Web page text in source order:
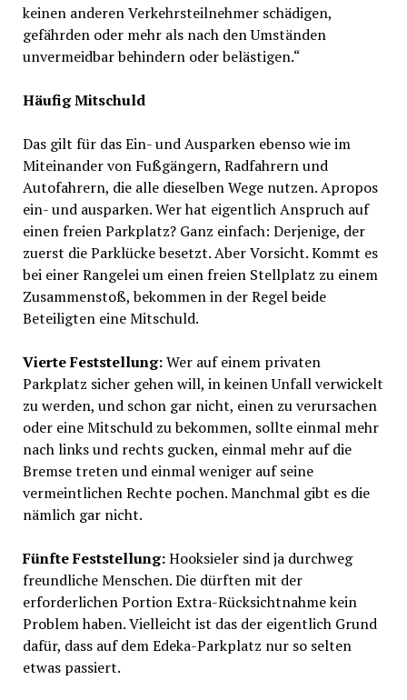
keinen anderen Verkehrsteilnehmer schädigen,
gefährden oder mehr als nach den Umständen
unvermeidbar behindern oder belästigen.“
Häufig Mitschuld
Das gilt für das Ein- und Ausparken ebenso wie im
Miteinander von Fußgängern, Radfahrern und
Autofahrern, die alle dieselben Wege nutzen. Apropos
ein- und ausparken. Wer hat eigentlich Anspruch auf
einen freien Parkplatz? Ganz einfach: Derjenige, der
zuerst die Parklücke besetzt. Aber Vorsicht. Kommt es
bei einer Rangelei um einen freien Stellplatz zu einem
Zusammenstoß, bekommen in der Regel beide
Beteiligten eine Mitschuld.
Vierte Feststellung:Wer auf einem privaten
Parkplatz sicher gehen will, in keinen Unfall verwickelt
zu werden, und schon gar nicht, einen zu verursachen
oder eine Mitschuld zu bekommen, sollte einmal mehr
nach links und rechts gucken, einmal mehr auf die
Bremse treten und einmal weniger auf seine
vermeintlichen Rechte pochen. Manchmal gibt es die
nämlich gar nicht.
Fünfte Feststellung:Hooksieler sind ja durchweg
freundliche Menschen. Die dürften mit der
erforderlichen Portion Extra-Rücksichtnahme kein
Problem haben. Vielleicht ist das der eigentlich Grund
dafür, dass auf dem Edeka-Parkplatz nur so selten
etwas passiert.